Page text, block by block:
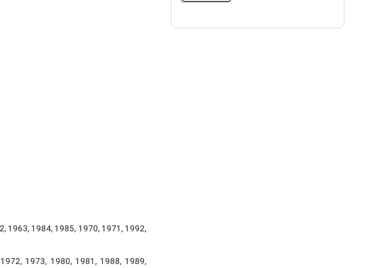
1963, 1984, 1985, 1970, 1971, 1992,
1973, 1980, 1981, 1988, 1989,